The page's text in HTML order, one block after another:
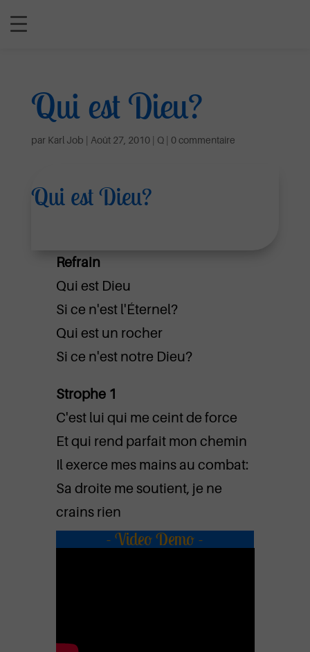
Qui est Dieu?
par Karl Job | Août 27, 2010| Q| 0 commentaire
Qui est Dieu?
Refrain
Qui est Dieu
Si ce n'est l'Éternel?
Qui est un rocher
Si ce n'est notre Dieu?
Strophe 1
C'est lui qui me ceint de force
Et qui rend parfait mon chemin
Il exerce mes mains au combat:
Sa droite me soutient, je ne
crains rien
- Video Demo -